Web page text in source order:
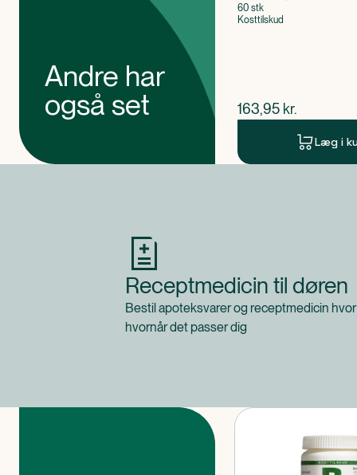
Andre har
også set
60 stk
Kosttilskud
$nuværende pris
163,95 kr.
Læg i
Receptmedicin til døren
Bestil apoteksvarer og receptmedicin
hvornår det passer dig